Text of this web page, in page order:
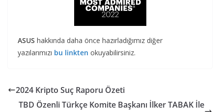
ASUS hakkında daha önce hazırladığımız diğer
yazılarımızı bu linkten okuyabilirsiniz.
2024 Kripto Suç Raporu Özeti
TBD Özenli Türkçe Komite Başkanı İlker TABAK İle